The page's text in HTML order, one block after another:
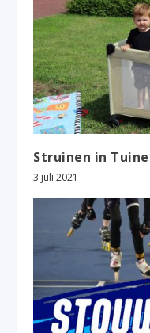
Struinen in
3 juli 2021